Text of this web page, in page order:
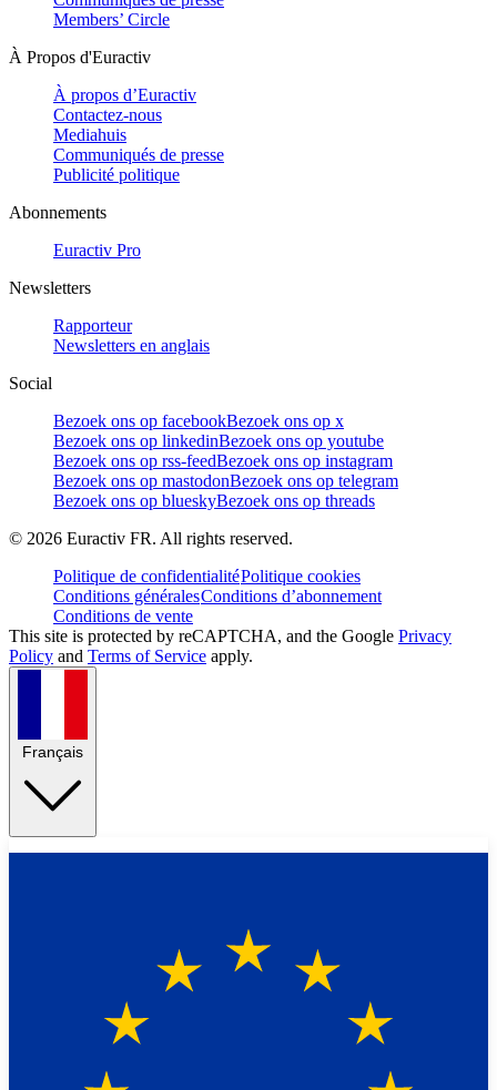
Members’ Circle
À Propos d'Euractiv
À propos d’Euractiv
Contactez-nous
Mediahuis
Communiqués de presse
Publicité politique
Abonnements
Euractiv Pro
Newsletters
Rapporteur
Newsletters en anglais
Social
Bezoek ons op facebookBezoek ons op x
Bezoek ons op linkedinBezoek ons op youtube
Bezoek ons op rss-feedBezoek ons op instagram
Bezoek ons op mastodonBezoek ons op telegram
Bezoek ons op blueskyBezoek ons op threads
© 2026 Euractiv FR. All rights reserved.
Politique de confidentialitéPolitique cookies
Conditions généralesConditions d’abonnement
Conditions de vente
This site is protected by reCAPTCHA, and the Google Privacy
Policy and Terms of Service apply.
Français